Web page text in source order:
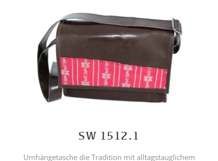
SW 1512.1
Umhängetasche die Tradition mit alltagstauglichem